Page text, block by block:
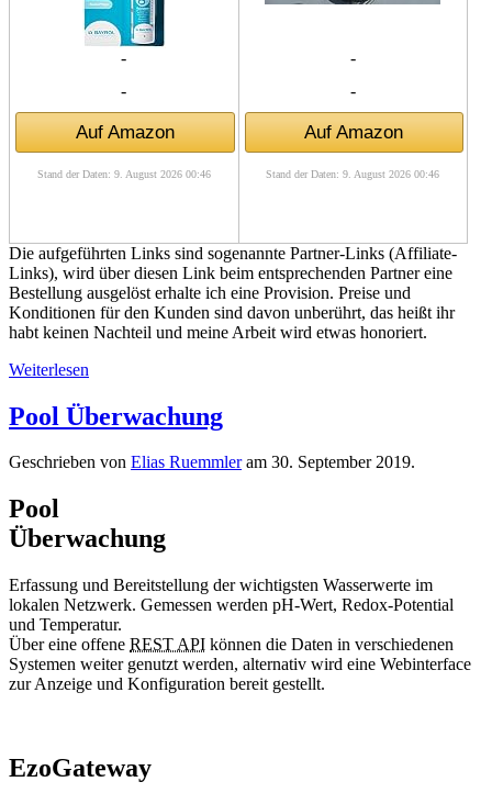
-
-
Auf Amazon
Stand der Daten: 9. August 2026 00:46
-
-
Auf Amazon
Stand der Daten: 9. August 2026 00:46
Die aufgeführten Links sind sogenannte Partner-Links (Affiliate-
Links), wird über diesen Link beim entsprechenden Partner eine
Bestellung ausgelöst erhalte ich eine Provision. Preise und
Konditionen für den Kunden sind davon unberührt, das heißt ihr
habt keinen Nachteil und meine Arbeit wird etwas honoriert.
Weiterlesen
Pool Überwachung
Geschrieben von Elias Ruemmleram 30. September 2019.
Pool
Überwachung
Erfassung und Bereitstellung der wichtigsten Wasserwerte im
lokalen Netzwerk. Gemessen werden pH-Wert, Redox-Potential
und Temperatur.
Über eine offene REST API können die Daten in verschiedenen
Systemen weiter genutzt werden, alternativ wird eine Webinterface
zur Anzeige und Konfiguration bereit gestellt.
EzoGateway